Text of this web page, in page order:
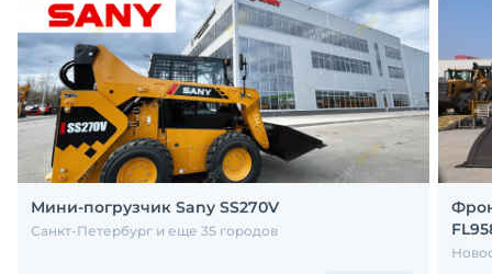
Мини-погрузчик Sany SS270V
Санкт-Петербург и еще 35 городов